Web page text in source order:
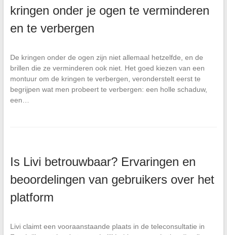
kringen onder je ogen te verminderen
en te verbergen
De kringen onder de ogen zijn niet allemaal hetzelfde, en de
brillen die ze verminderen ook niet. Het goed kiezen van een
montuur om de kringen te verbergen, veronderstelt eerst te
begrijpen wat men probeert te verbergen: een holle schaduw,
een…
Is Livi betrouwbaar? Ervaringen en
beoordelingen van gebruikers over het
platform
Livi claimt een vooraanstaande plaats in de teleconsultatie in